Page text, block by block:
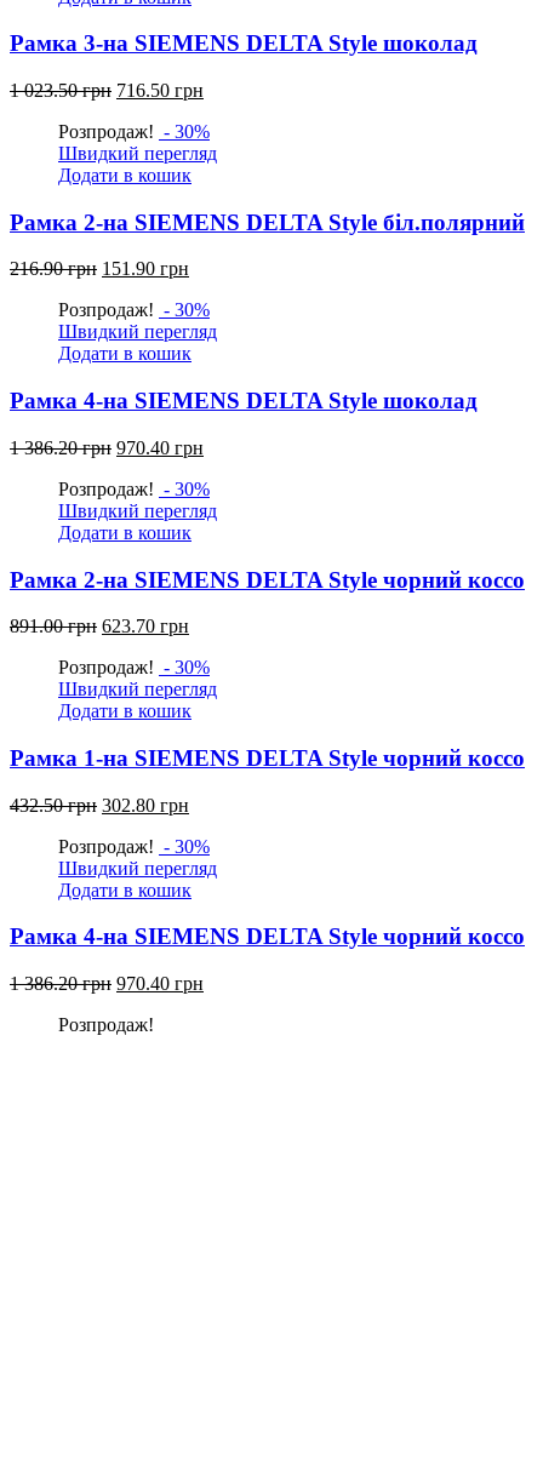
Рамка 3-на SIEMENS DELTA Style шоколад
1 023.50грн Оригінальна
1
023.50
грн.
716.50 грн
716.50
грн.
Розпродаж! - 30%
Швидкий перегляд
Додати в кошик
Рамка 2-на SIEMENS DELTA Style біл.полярний
216.90грн Оригінальна
216.90
грн.
151.90 грн
151.90
грн.
Розпродаж! - 30%
Швидкий перегляд
Додати в кошик
Рамка 4-на SIEMENS DELTA Style шоколад
1 386.20грн Оригінальна
1
386.20
грн.
970.40 грн
970.40
грн.
Розпродаж! - 30%
Швидкий перегляд
Додати в кошик
Рамка 2-на SIEMENS DELTA Style чорний коссо
891.00грн Оригінальна
891.00
грн.
623.70 грн
623.70
грн.
Розпродаж! - 30%
Швидкий перегляд
Додати в кошик
Рамка 1-на SIEMENS DELTA Style чорний коссо
432.50грн Оригінальна
432.50
грн.
302.80 грн
302.80
грн.
Розпродаж! - 30%
Швидкий перегляд
Додати в кошик
Рамка 4-на SIEMENS DELTA Style чорний коссо
1 386.20грн Оригінальна
1
970.40 грн
Розпродаж!